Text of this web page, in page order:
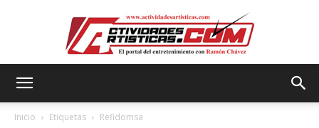
Inicio Etiquetas Refidomsa